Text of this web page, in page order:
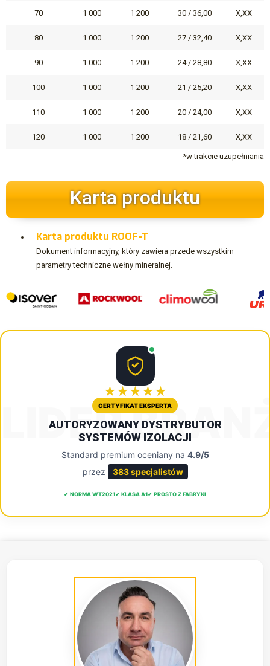
70 1 000 1 200 30 / 36,00 X,XX
80 1 000 1 200 27 / 32,40 X,XX
90 1 000 1 200 24 / 28,80 X,XX
100 1 000 1 200 21 / 25,20 X,XX
110 1 000 1 200 20 / 24,00 X,XX
120 1 000 1 200 18 / 21,60 X,XX
*w trakcie uzupełniania
Karta produktu
Karta produktu ROOF-T
Dokument informacyjny, który zawiera przede wszystkim
parametry techniczne wełny mineralnej.
LIDER
★★★★★
CERTYFIKAT EKSPERTA
AUTORYZOWANY DYSTRYBUTOR
SYSTEMÓW IZOLACJI
Standard premium oceniany na 4.9/5
przez
383 specjalistów
✔ NORMA WT2021✔ KLASA A1✔ PROSTO Z FABRYKI